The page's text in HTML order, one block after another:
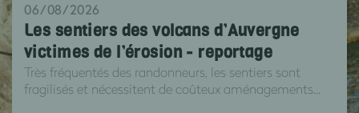
06/08/2026
Les sentiers des volcans d’Auvergne
victimes de l’érosion - reportage
Très fréquentés des randonneurs, les sentiers sont
fragilisés et nécessitent de coûteux aménagements...